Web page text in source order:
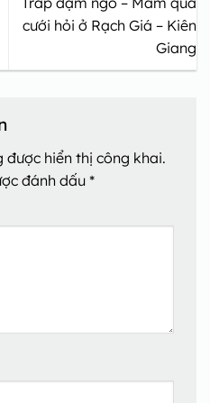
cưới hỏi ở Rạch Giá – Kiên
Giang
được hiển thị công khai.
đánh dấu *